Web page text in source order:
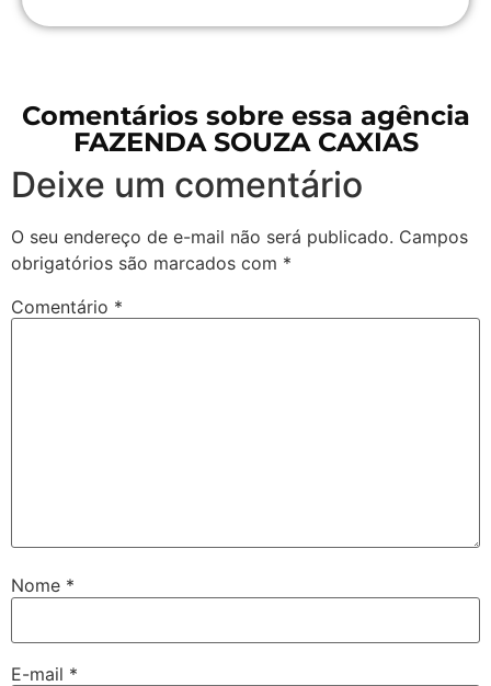
Comentários sobre essa agência
FAZENDA SOUZA CAXIAS
Deixe um comentário
O seu endereço de e-mail não será publicado. Campos
obrigatórios são marcados com *
Comentário *
Nome *
E-mail *